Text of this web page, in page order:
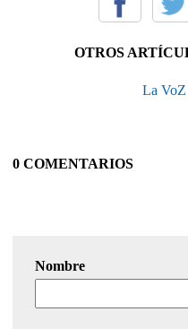
OTROS
La
0 COMENTARIOS
Nombre